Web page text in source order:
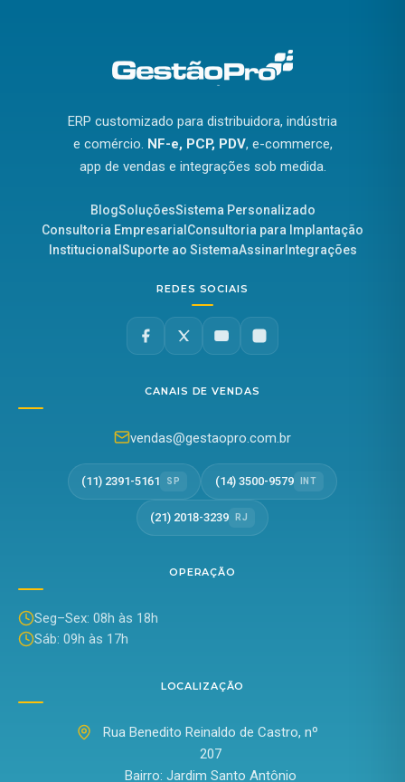
ERP customizado para distribuidora, indústria
e comércio. NF-e, PCP, PDV, e-commerce,
app de vendas e integrações sob medida.
BlogSoluçõesSistema Personalizado
Consultoria Empresarial Consultoria para Implantação
Institucional Suporte ao SistemaAssinar Integrações
REDES SOCIAIS
CANAIS DE VENDAS
vendas@gestaopro.com.br
(11) 2391-5161 SP (14) 3500-9579 INT
(21) 2018-3239 RJ
OPERAÇÃO
Seg–Sex: 08h às 18h
Sáb: 09h às 17h
LOCALIZAÇÃO
Rua Benedito Reinaldo de Castro, nº
207
Bairro: Jardim Santo Antônio